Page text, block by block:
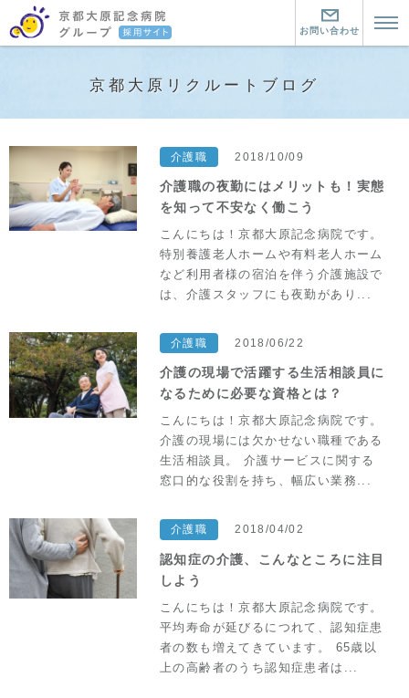
お問い合わせ
京都大原記念病院グループの魅力
リハビリ医療とは
暮らす町について
暮らす町について
この町にきた仲間
働く環境について
看護師
看護教育
介護職２つの道と教育制度
大原の介護職の仕事
先輩に聞く
セラピスト
大原のセラピストの仕事
セラピスト教育
お問い合わせ・資料請求
中途採用はこちら
アクセス
京都大原リクルートブログ
介護職 2018/10/09
介護職の夜勤にはメリットも！実態
を知って不安なく働こう
こんにちは！京都大原記念病院です。
特別養護老人ホームや有料老人ホーム
など利用者様の宿泊を伴う介護施設で
は、介護スタッフにも夜勤があり...
介護職 2018/06/22
介護の現場で活躍する生活相談員に
なるために必要な資格とは？
こんにちは！京都大原記念病院です。
介護の現場には欠かせない職種である
生活相談員。 介護サービスに関する
窓口的な役割を持ち、幅広い業務...
介護職 2018/04/02
認知症の介護、こんなところに注目
しよう
こんにちは！京都大原記念病院です。
平均寿命が延びるにつれて、認知症患
者の数も増えてきています。 65歳以
上の高齢者のうち認知症患者は...